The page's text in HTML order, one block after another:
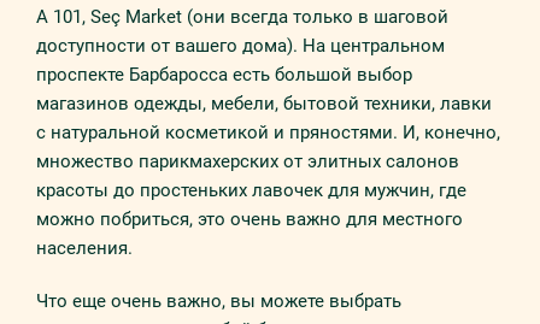
A 101, Seç Market (они всегда только в шаговой
доступности от вашего дома). На центральном
проспекте Барбаросса есть большой выбор
магазинов одежды, мебели, бытовой техники, лавки
с натуральной косметикой и пряностями. И, конечно,
множество парикмахерских от элитных салонов
красоты до простеньких лавочек для мужчин, где
можно побриться, это очень важно для местного
населения.
Что еще очень важно, вы можете выбрать